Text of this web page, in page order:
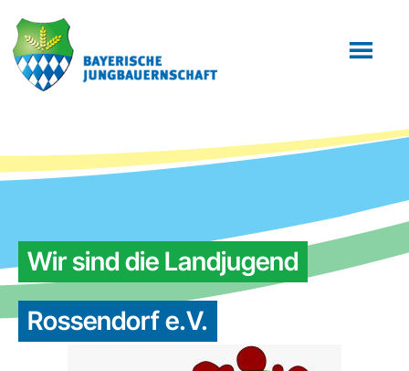
Inhalt
springen
Fußzeile
springen
Wir sind die Landjugend
Rossendorf e.V.